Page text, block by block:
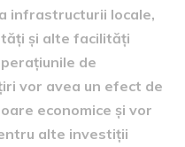
infrastructurii locale,
și alte facilități
de
vor avea un efect de
economice și vor
alte investiții